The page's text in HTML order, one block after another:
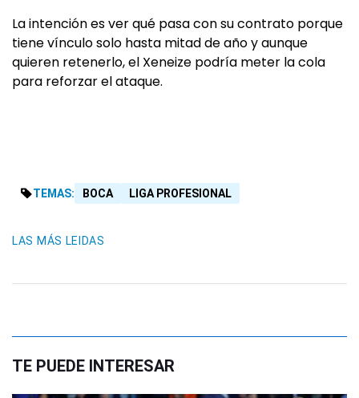
La intención es ver qué pasa con su contrato porque
tiene vínculo solo hasta mitad de año y aunque
quieren retenerlo, el Xeneize podría meter la cola
para reforzar el ataque.
TEMAS: BOCA LIGA PROFESIONAL
LAS MÁS LEIDAS
TE PUEDE INTERESAR